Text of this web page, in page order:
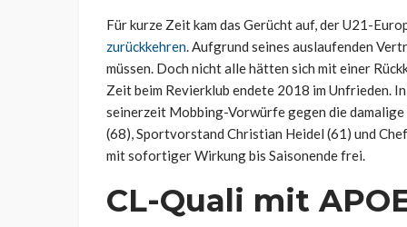
Für kurze Zeit kam das Gerücht auf, der U21-
zurückkehren. Aufgrund seines auslaufenden
müssen. Doch nicht alle hätten sich mit einer
Zeit beim Revierklub endete 2018 im Unfrieden.
seinerzeit Mobbing-Vorwürfe gegen die
(68), Sportvorstand Christian Heidel (61) und
mit sofortiger Wirkung bis Saisonende frei.
CL-Quali mit